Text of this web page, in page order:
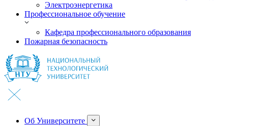
Электроэнергетика
Профессиональное обучение
Кафедра профессионального образования
Пожарная безопасность
Об Университете